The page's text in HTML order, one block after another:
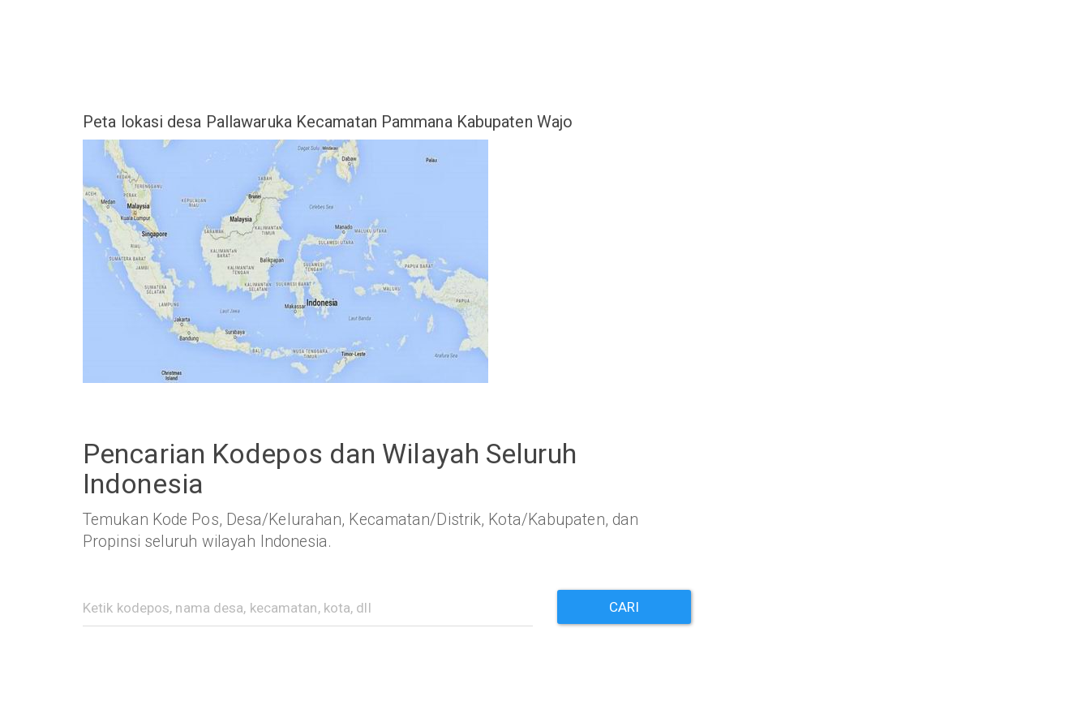
Peta lokasi desa Pallawaruka Kecamatan Pammana Kabupaten Wajo
Pencarian Kodepos dan Wilayah Seluruh
Indonesia
Temukan Kode Pos, Desa/Kelurahan, Kecamatan/Distrik, Kota/Kabupaten, dan
Propinsi seluruh wilayah Indonesia.
CARI